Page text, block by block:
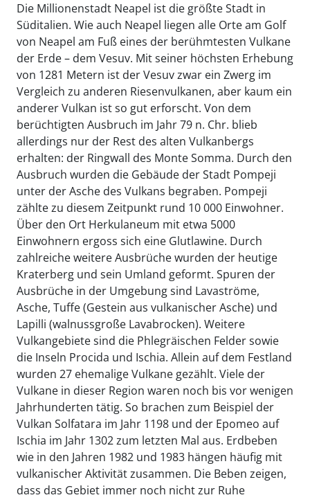
Die Millionenstadt Neapel ist die größte Stadt in
Süditalien. Wie auch Neapel liegen alle Orte am Golf
von Neapel am Fuß eines der berühmtesten Vulkane
der Erde – dem Vesuv. Mit seiner höchsten Erhebung
von 1281 Metern ist der Vesuv zwar ein Zwerg im
Vergleich zu anderen Riesenvulkanen, aber kaum ein
anderer Vulkan ist so gut erforscht. Von dem
berüchtigten Ausbruch im Jahr 79 n. Chr. blieb
allerdings nur der Rest des alten Vulkanbergs
erhalten: der Ringwall des Monte Somma. Durch den
Ausbruch wurden die Gebäude der Stadt Pompeji
unter der Asche des Vulkans begraben. Pompeji
zählte zu diesem Zeitpunkt rund 10 000 Einwohner.
Über den Ort Herkulaneum mit etwa 5000
Einwohnern ergoss sich eine Glutlawine. Durch
zahlreiche weitere Ausbrüche wurden der heutige
Kraterberg und sein Umland geformt. Spuren der
Ausbrüche in der Umgebung sind Lavaströme,
Asche, Tuffe (Gestein aus vulkanischer Asche) und
Lapilli (walnussgroße Lavabrocken). Weitere
Vulkangebiete sind die Phlegräischen Felder sowie
die Inseln Procida und Ischia. Allein auf dem Festland
wurden 27 ehemalige Vulkane gezählt. Viele der
Vulkane in dieser Region waren noch bis vor wenigen
Jahrhunderten tätig. So brachen zum Beispiel der
Vulkan Solfatara im Jahr 1198 und der Epomeo auf
Ischia im Jahr 1302 zum letzten Mal aus. Erdbeben
wie in den Jahren 1982 und 1983 hängen häufig mit
vulkanischer Aktivität zusammen. Die Beben zeigen,
dass das Gebiet immer noch nicht zur Ruhe